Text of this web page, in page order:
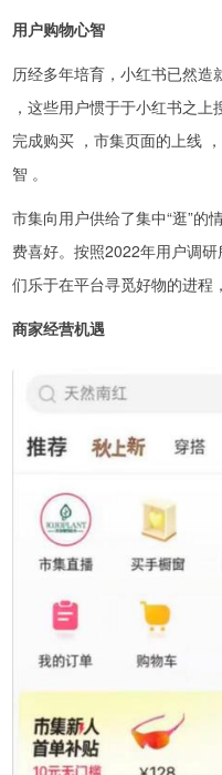
用户购物心智
历经多年培育，小红书已然
，这些用户惯于于小红书之
完成购买 ，市集页面的上线
智 。
市集向用户供给了集中“逛”的
费喜好。按照2022年用户调
们乐于在平台寻觅好物的进程
商家经营机遇